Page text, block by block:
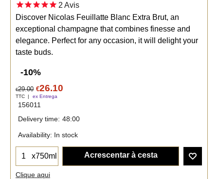
2 Avis
Discover Nicolas Feuillatte Blanc Extra Brut, an
exceptional champagne that combines finesse and
elegance. Perfect for any occasion, it will delight your
taste buds.
-10%
€29.00 €26.10
TTC ex Entrega
156011
Delivery time: 48:00
Availability: In stock
x750ml Acrescentar à cesta
Clique aqui